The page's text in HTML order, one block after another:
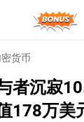
Bonus
货币
者沉寂
178万美